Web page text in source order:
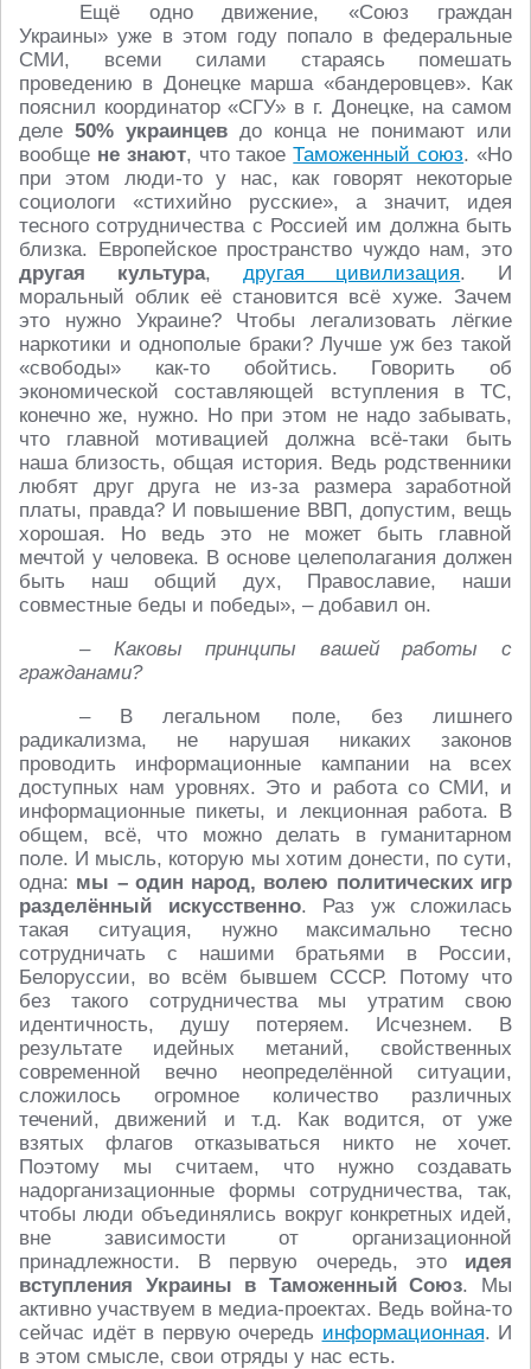
Ещё одно движение, «Союз граждан
Украины» уже в этом году попало в федеральные
СМИ, всеми силами стараясь помешать
проведению в Донецке марша «бандеровцев». Как
пояснил координатор «СГУ» в г. Донецке, на самом
деле 50% украинцев до конца не понимают или
вообще не знают, что такоеТаможенный союз. «Но
при этом люди-то у нас, как говорят некоторые
социологи «стихийно русские», а значит, идея
тесного сотрудничества с Россией им должна быть
близка. Европейское пространство чуждо нам, это
другая культура, другая цивилизация. И
моральный облик её становится всё хуже. Зачем
это нужно Украине? Чтобы легализовать лёгкие
наркотики и однополые браки? Лучше уж без такой
«свободы» как-то обойтись. Говорить об
экономической составляющей вступления в ТС,
конечно же, нужно. Но при этом не надо забывать,
что главной мотивацией должна всё-таки быть
наша близость, общая история. Ведь родственники
любят друг друга не из-за размера заработной
платы, правда? И повышение ВВП, допустим, вещь
хорошая. Но ведь это не может быть главной
мечтой у человека. В основе целеполагания должен
быть наш общий дух, Православие, наши
совместные беды и победы», – добавил он.
– Каковы принципы вашей работы с
гражданами?
– В легальном поле, без лишнего
радикализма, не нарушая никаких законов
проводить информационные кампании на всех
доступных нам уровнях. Это и работа со СМИ, и
информационные пикеты, и лекционная работа. В
общем, всё, что можно делать в гуманитарном
поле. И мысль, которую мы хотим донести, по сути,
одна: мы – один народ, волею политических игр
разделённый искусственно. Раз уж сложилась
такая ситуация, нужно максимально тесно
сотрудничать с нашими братьями в России,
Белоруссии, во всём бывшем СССР. Потому что
без такого сотрудничества мы утратим свою
идентичность, душу потеряем. Исчезнем. В
результате идейных метаний, свойственных
современной вечно неопределённой ситуации,
сложилось огромное количество различных
течений, движений и т.д. Как водится, от уже
взятых флагов отказываться никто не хочет.
Поэтому мы считаем, что нужно создавать
надорганизационные формы сотрудничества, так,
чтобы люди объединялись вокруг конкретных идей,
вне зависимости от организационной
принадлежности. В первую очередь, это идея
вступления Украины в Таможенный Союз. Мы
активно участвуем в медиа-проектах. Ведь война-то
сейчас идёт в первую очередь информационная. И
в этом смысле, свои отряды у нас есть.